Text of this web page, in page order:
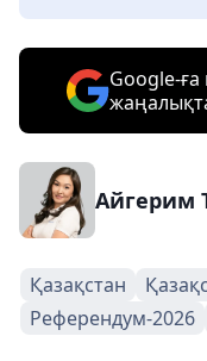
Google-
Айгерим
Қазақстан
Референдум-2026